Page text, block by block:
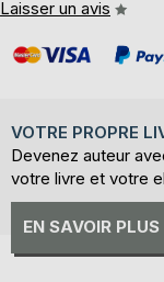
Laisser un avis
VOTRE PROPRE
Devenez auteur
votre livre et votre
EN SAVOIR PLUS